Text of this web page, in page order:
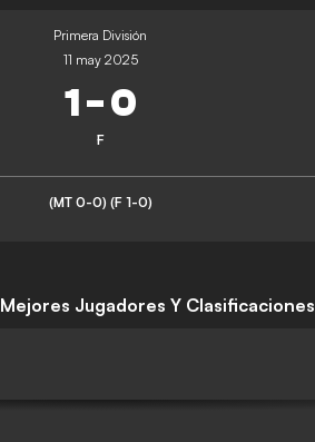
Primera División
11 may 2025
1-0
F
(MT 0-0) (F 1-0)
Mejores Jugadores Y Clasificaciones